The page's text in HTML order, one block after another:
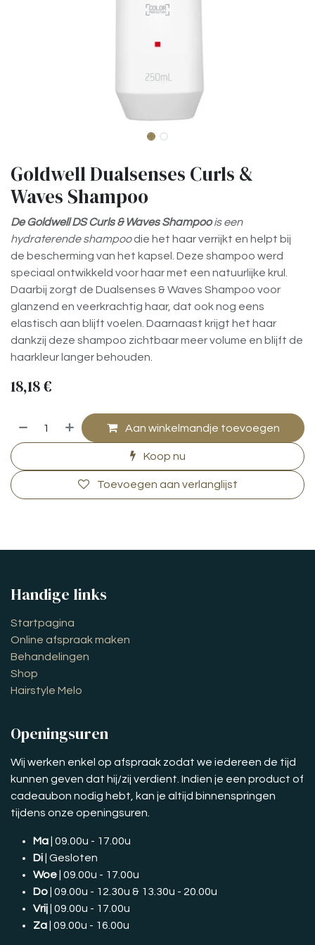
Goldwell Dualsenses Curls &
Waves Shampoo
De Goldwell DS Curls & Waves Shampoois een
hydraterende shampoodie het haar verrijkt en helpt bij
de bescherming van het kapsel. Deze shampoo werd
speciaal ontwikkeld voor haar met een natuurlijke krul.
Daarbij zorgt de Dualsenses & Waves Shampoo voor
glanzend en veerkrachtig haar, dat ook nog eens
elastisch aan blijft voelen. Daarnaast krijgt het haar
dankzij deze shampoo zichtbaar meer volume en blijft de
haarkleur langer behouden.
18,18€
Aan winkelmandje toevoegen
Koop nu
Toevoegen aan verlanglijst
Handige links
Startpagina
Online afspraak maken
Behandelingen
Shop
Hairstyle Melo
Openingsuren
Wij werken enkel op afspraak zodat we iedereen de tijd
kunnen geven dat hij/zij verdient. Indien je een product of
cadeaubon nodig hebt, kan je altijd binnenspringen
tijdens onze openingsuren.
Ma | 09.00u - 17.00u
Di | Gesloten
Woe | 09.00u - 17.00u
Do | 09.00u - 12.30u & 13.30u - 20.00u
Vrij | 09.00u - 17.00u
Za | 09.00u - 16.00u